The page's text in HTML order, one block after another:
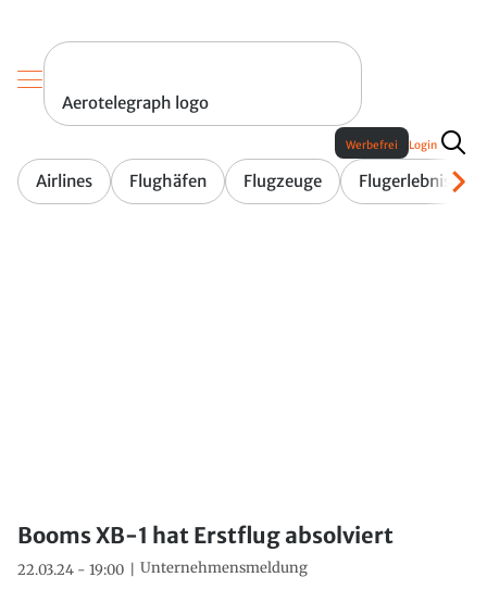
Aerotelegraph logo
Airlines Flughäfen Flugzeuge Flugerlebnis
Werbefrei Login
Booms XB-1 hat Erstflug absolviert
22.03.24 - 19:00 Unternehmensmeldung